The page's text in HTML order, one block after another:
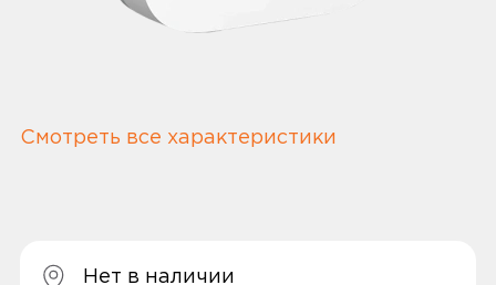
Смотреть все характеристики
Нет в наличии